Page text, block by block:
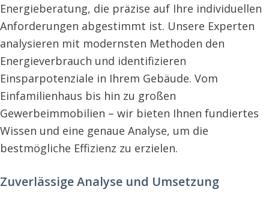
Energieberatung, die präzise auf Ihre individuellen
Anforderungen abgestimmt ist. Unsere Experten
analysieren mit modernsten Methoden den
Energieverbrauch und identifizieren
Einsparpotenziale in Ihrem Gebäude. Vom
Einfamilienhaus bis hin zu großen
Gewerbeimmobilien – wir bieten Ihnen fundiertes
Wissen und eine genaue Analyse, um die
bestmögliche Effizienz zu erzielen.
Zuverlässige Analyse und Umsetzung